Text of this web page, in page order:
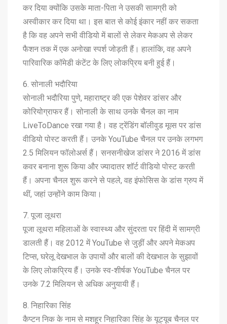
कर दिया क्योंकि उसके माता-पिता ने उसकी सामग्री को
अस्वीकार कर दिया था। इस बात से कोई इंकार नहीं कर सकता
है कि वह अपने सभी वीडियो में बालों से लेकर मेकअप से लेकर
फैशन तक में एक अनोखा स्पर्श जोड़ती हैं। हालांकि, वह अपने
पारिवारिक कॉमेडी कंटेंट के लिए लोकप्रिय बनी हुई हैं।
6. सोनाली भदौरिया
सोनाली भदौरिया पुणे, महाराष्ट्र की एक पेशेवर डांसर और
कोरियोग्राफर हैं। सोनाली के साथ उनके चैनल का नाम
LiveToDance रखा गया है। वह ट्रेंडिंग बॉलीवुड मूव्स पर डांस
वीडियो पोस्ट करती हैं। उनके YouTube चैनल पर उनके लगभग
2.5 मिलियन फॉलोअर्स हैं। सनसनीखेज डांसर ने 2016 में डांस
कवर बनाना शुरू किया और ज्यादातर शॉर्ट वीडियो पोस्ट करती
हैं। अपना चैनल शुरू करने से पहले, वह इंफोसिस के डांस ग्रुप में
थीं, जहां उन्होंने काम किया।
7. पूजा लूथरा
पूजा लूथरा महिलाओं के स्वास्थ्य और सुंदरता पर हिंदी में सामग्री
डालती हैं। वह 2012 में YouTube से जुड़ीं और अपने मेकअप
टिप्स, घरेलू देखभाल के उपायों और बालों की देखभाल के सुझावों
के लिए लोकप्रिय हैं। उनके स्व-शीर्षक YouTube चैनल पर
उनके 7.2 मिलियन से अधिक अनुयायी हैं।
8. निहारिका सिंह
कैप्टन निक के नाम से मशहूर निहारिका सिंह के यूट्यूब चैनल पर